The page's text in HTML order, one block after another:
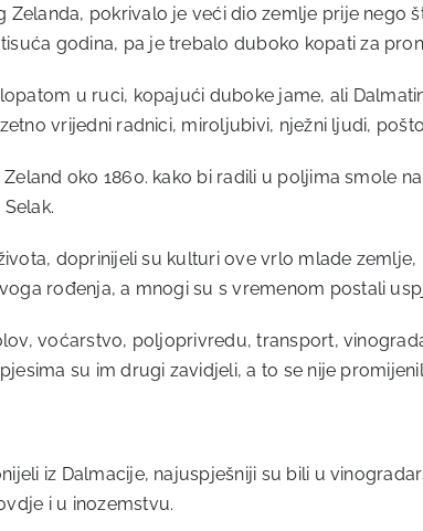
Zelanda, pokrivalo je veći dio zemlje prije nego
godina, pa je trebalo duboko kopati za
u ruci, kopajući duboke jame, ali
vrijedni radnici, miroljubivi, nježni ljudi,
oko 1860. kako bi radili u poljima smole
doprinijeli su kulturi ove vrlo mlade
rođenja, a mnogi su s vremenom postali
voćarstvo, poljoprivredu, transport,
su im drugi zavidjeli, a to se nije
iz Dalmacije, najuspješniji su bili u
i u inozemstvu.